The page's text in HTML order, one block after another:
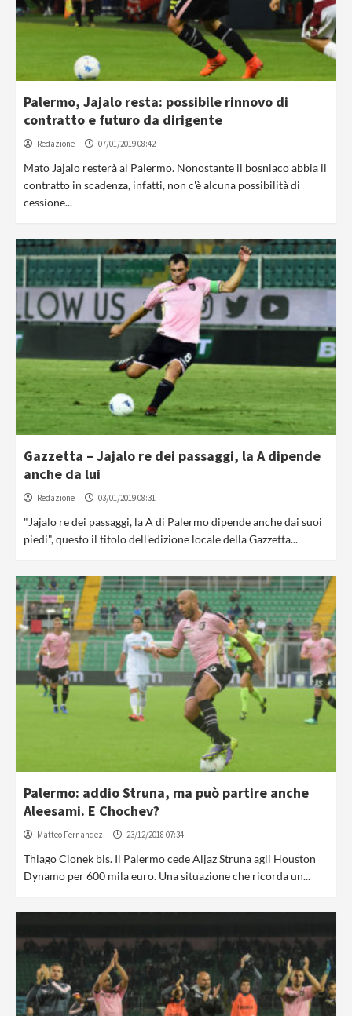
Palermo, Jajalo resta: possibile rinnovo di
contratto e futuro da dirigente
Redazione 07/01/2019 08:42
Mato Jajalo resterà al Palermo. Nonostante il bosniaco abbia il
contratto in scadenza, infatti, non c'è alcuna possibilità di
cessione...
Gazzetta – Jajalo re dei passaggi, la A dipende
anche da lui
Redazione 03/01/2019 08:31
"Jajalo re dei passaggi, la A di Palermo dipende anche dai suoi
piedi", questo il titolo dell'edizione locale della Gazzetta...
Palermo: addio Struna, ma può partire anche
Aleesami. E Chochev?
Matteo Fernandez 23/12/2018 07:34
Thiago Cionek bis. Il Palermo cede Aljaz Struna agli Houston
Dynamo per 600 mila euro. Una situazione che ricorda un...